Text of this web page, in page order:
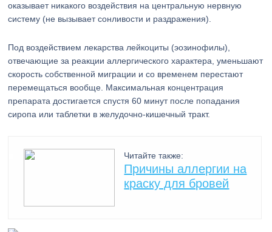
оказывает никакого воздействия на центральную нервную
систему (не вызывает сонливости и раздражения).
Под воздействием лекарства лейкоциты (эозинофилы),
отвечающие за реакции аллергического характера, уменьшают
скорость собственной миграции и со временем перестают
перемещаться вообще. Максимальная концентрация
препарата достигается спустя 60 минут после попадания
сиропа или таблетки в желудочно-кишечный тракт.
Читайте также:
Причины аллергии на
краску для бровей